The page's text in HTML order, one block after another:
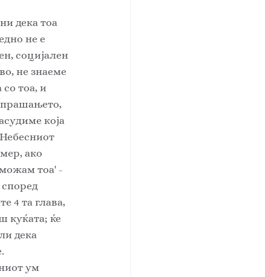
дека тоа
не е
социјален
не знаеме
тоа, и
прашањето,
која
ако
тоа' -
според
4 та глава,
куќата; ќе
дека
ум